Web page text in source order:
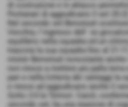
di costruzione e in attacco
Pontanari di aggiudicarsi il set 25-22.
Nel secondo set Benvenuti
Vecchia, l´ingresso dell´ ex
equilibrio nella squadra ed un
trascina la sua squadra fino al 21-
mister Benvenuti nonostante
non riesce a mettere più palla terra
pari e nella lotteria dei vantaggi la
e riesce ad aggiudicarsi anche il
Sotto 2-0 la Termot. Caioli,
secondo set, ha una reazione di